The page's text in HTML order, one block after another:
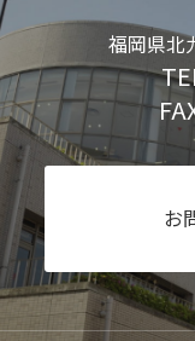
福岡県北
お